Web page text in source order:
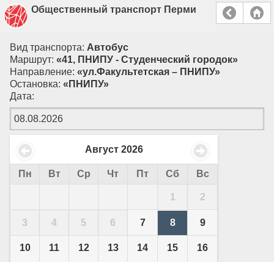
Общественный транспорт Перми
Вид транспорта: Автобус
Маршрут: «41, ПНИПУ - Студенческий городок»
Направление: «ул.Факультетская – ПНИПУ»
Остановка: «ПНИПУ»
Дата:
Август 2026
Пн Вт Ср Чт Пт Сб Вс
1 2
3 4 5 6 7 8 9
10 11 12 13 14 15 16